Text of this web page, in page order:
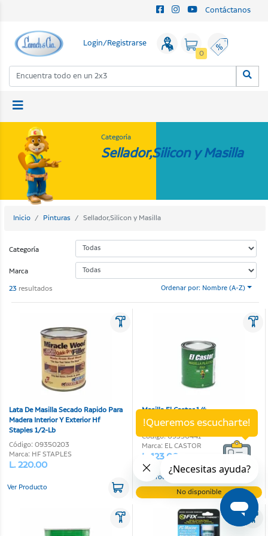
Contáctanos
Login/Registrarse
0
Categoría
Sellador,Silicon y Masilla
Inicio Pinturas Sellador,Silicon y Masilla
Categoría
Marca
23 resultados Ordenar por: Nombre (A-Z)
Lata De Masilla Secado Rapido Para
Madera Interior Y Exterior Hf
Staples 1/2-Lb
Código: 09350203
Marca: HF STAPLES
L. 220.00
Ver Producto
Masilla El Castor 1/4
Código: 09350441
Marca: EL CASTOR
L. 123.00
Ver Producto
No disponible
!Queremos escucharte!